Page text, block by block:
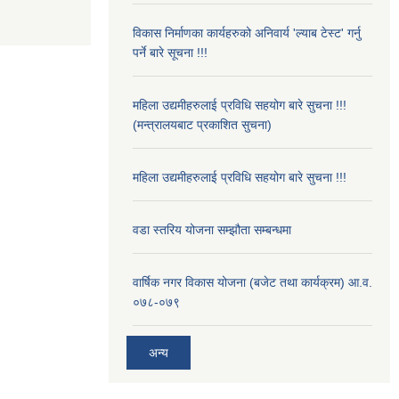
विकास निर्माणका कार्यहरुको अनिवार्य 'ल्याब टेस्ट' गर्नु
पर्ने बारे सूचना !!!
महिला उद्यमीहरुलाई प्रविधि सहयोग बारे सुचना !!!
(मन्त्रालयबाट प्रकाशित सुचना)
महिला उद्यमीहरुलाई प्रविधि सहयोग बारे सुचना !!!
वडा स्तरिय योजना सम्झौता सम्बन्धमा
वार्षिक नगर विकास योजना (बजेट तथा कार्यक्रम) आ.व.
०७८-०७९
अन्य